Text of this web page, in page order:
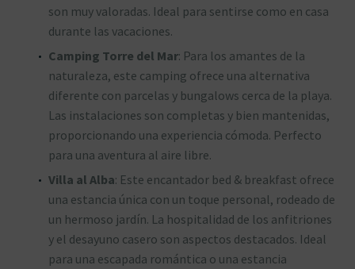
son muy valoradas. Ideal para sentirse como en casa
durante las vacaciones.
Camping Torre del Mar: Para los amantes de la
naturaleza, este camping ofrece una alternativa
diferente con parcelas y bungalows cerca de la playa.
Las instalaciones son completas y bien mantenidas,
proporcionando una experiencia cómoda. Perfecto
para una aventura al aire libre.
Villa al Alba: Este encantador bed & breakfast ofrece
una estancia única con un toque personal, rodeado de
un hermoso jardín. La hospitalidad de los anfitriones
y el desayuno casero son aspectos destacados. Ideal
para una escapada romántica o una estancia